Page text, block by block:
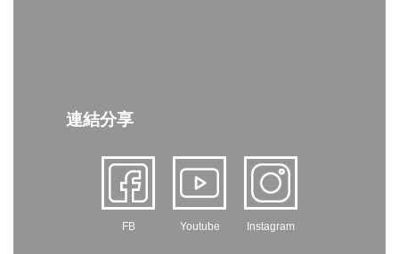
連結分享
FB Youtube Instagram